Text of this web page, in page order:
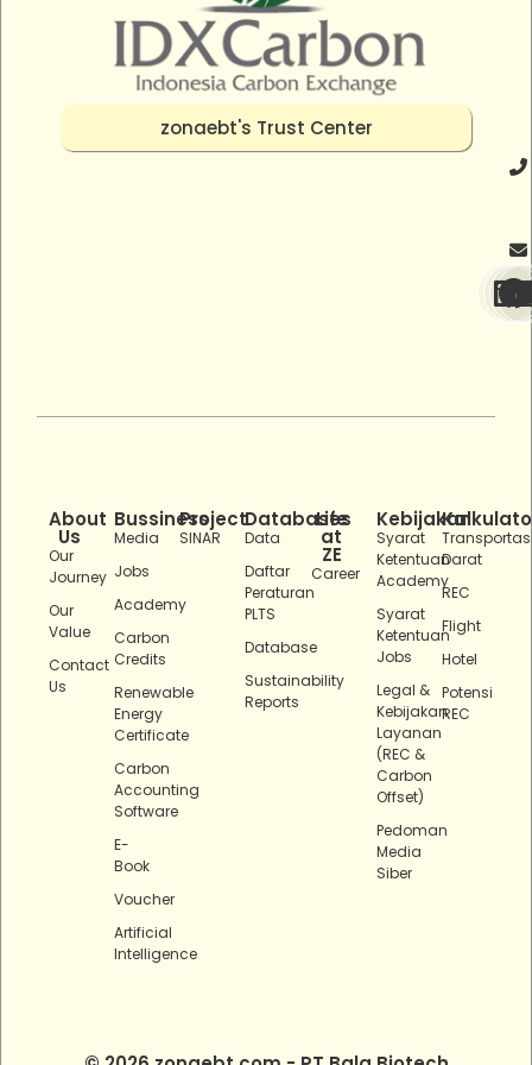
zonaebt's Trust Center
About
Us
Our
Journey
Our
Value
Contact
Us
Bussiness
Media
Jobs
Academy
Carbon
Credits
Renewable
Energy
Certificate
Carbon
Accounting
Software
E-
Book
Voucher
Artificial
Intelligence
Project
SINAR
Databases
Data
Daftar
Peraturan
PLTS
Database
Sustainability
Reports
Life
at
ZE
Career
Kebijakan
Syarat
Ketentuan
Academy
Syarat
Ketentuan
Jobs
Legal &
Kebijakan
Layanan
(REC &
Carbon
Offset)
Pedoman
Media
Siber
Darat
REC
Flight
Hotel
Potensi
REC